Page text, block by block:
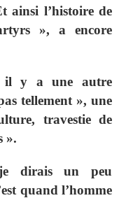
ainsi l’histoire de
», a encore
y a une autre
tellement », une
travestie de
».
je dirais un peu
quand l’homme